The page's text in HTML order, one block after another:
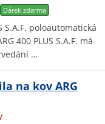
Dárekzdarma
S.A.F. poloautomatická
400 PLUS S.A.F. má
…
na kov ARG